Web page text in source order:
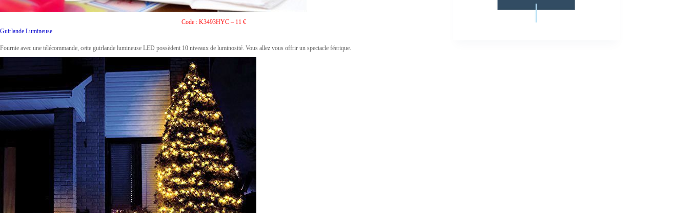
Code : K3493HYC – 11 €
Guirlande Lumineuse
Fournie avec une télécommande, cette guirlande lumineuse LED possèdent 10 niveaux de luminosité. Vous allez vous offrir un spectacle féerique.